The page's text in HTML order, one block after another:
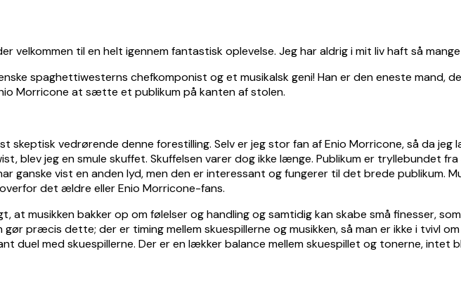
velkommen til en helt igennem fantastisk oplevelse. Jeg har aldrig i mit liv haft så
spaghettiwesterns chefkomponist og et musikalsk geni! Han er den eneste mand,
Morricone at sætte et publikum på kanten af stolen.
skeptisk vedrørende denne forestilling. Selv er jeg stor fan af Enio Morricone, så da
blev jeg en smule skuffet. Skuffelsen varer dog ikke længe. Publikum er tryllebundet
ganske vist en anden lyd, men den er interessant og fungerer til det brede publikum.
det ældre eller Enio Morricone-fans.
at musikken bakker op om følelser og handling og samtidig kan skabe små finesser,
præcis dette; der er timing mellem skuespillerne og musikken, så man er ikke i tvivl
duel med skuespillerne. Der er en lækker balance mellem skuespillet og tonerne,